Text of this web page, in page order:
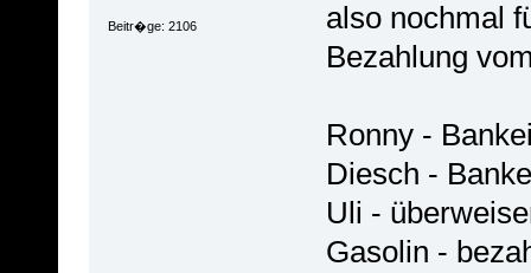
Beitr�ge: 2106
also nochmal
Bezahlung
Ronny -
Diesch -
Uli -
Gasolin -